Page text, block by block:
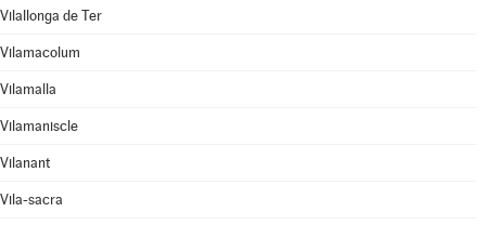
Vilallonga de Ter
Vilamacolum
Vilamalla
Vilamaniscle
Vilanant
Vila-sacra